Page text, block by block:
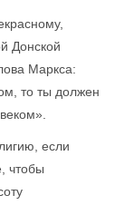
Донской
Маркса:
то ты должен
если
чтобы